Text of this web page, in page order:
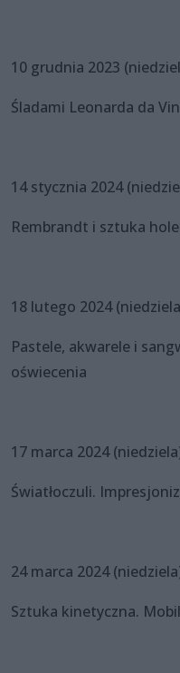
10 grudnia 2023
Śladami Leonarda da
14 stycznia 2024
Rembrandt i sztuka
18 lutego 2024
Pastele, akwarele i
oświecenia
17 marca 2024
Światłoczuli.
24 marca 2024
Sztuka kinetyczna.